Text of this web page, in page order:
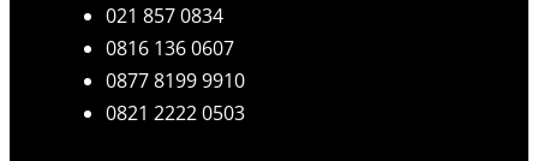
021 857 0834
0816 136 0607
0877 8199 9910
0821 2222 0503